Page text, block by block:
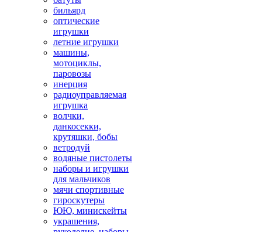
бильярд
оптические
игрушки
летние игрушки
машины,
мотоциклы,
паровозы
инерция
радиоуправляемая
игрушка
волчки,
данкосекки,
крутяшки, бобы
ветродуй
водяные пистолеты
наборы и игрушки
для мальчиков
мячи спортивные
гироскутеры
ЮЮ, минискейты
украшения,